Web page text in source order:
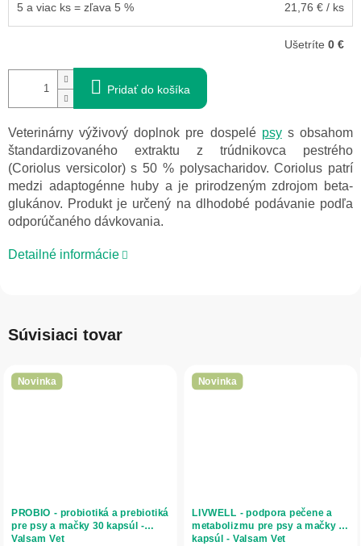
5 a viac ks = zľava 5 % 21,76 € / ks
Ušetríte 0 €
Pridať do košíka
Veterinárny výživový doplnok pre dospelé psys obsahom
štandardizovaného extraktu z trúdnikovca pestrého
(Coriolus versicolor) s 50 % polysacharidov. Coriolus patrí
medzi adaptogénne huby a je prirodzeným zdrojom beta-
glukánov. Produkt je určený na dlhodobé podávanie podľa
odporúčaného dávkovania.
Detailné informácie
Súvisiaci tovar
Novinka
PROBIO - probiotiká a prebiotiká
pre psy a mačky 30 kapsúl -
Valsam Vet
Novinka
LIVWELL - podpora pečene a
metabolizmu pre psy a mačky 60
kapsúl - Valsam Vet